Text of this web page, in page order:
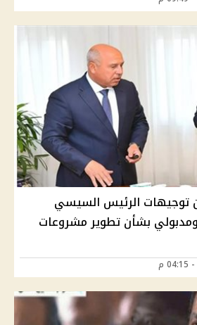
توجيهات الرئيس السيسي
ومدبولي بشأن تطوير مشروعات